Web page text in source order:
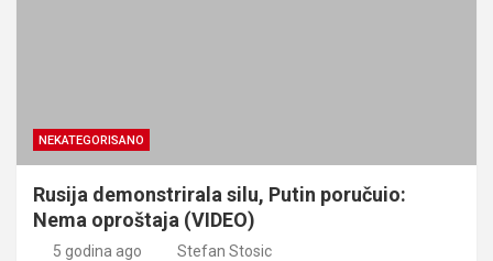
NEKATEGORISANO
Rusija demonstrirala silu, Putin poručuio:
Nema oproštaja (VIDEO)
5 godina ago Stefan Stosic